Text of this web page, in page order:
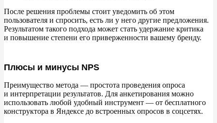
После решения проблемы стоит уведомить об этом
пользователя и спросить, есть ли у него другие предложения.
Результатом такого подхода может стать удержание критика
и повышение степени его приверженности вашему бренду.
Плюсы и минусы NPS
Преимущество метода — простота проведения опроса
и интерпретации результатов. Для анкетирования можно
использовать любой удобный инструмент ― от бесплатного
конструктора в Яндексе до встроенных опросов в соцсетях.